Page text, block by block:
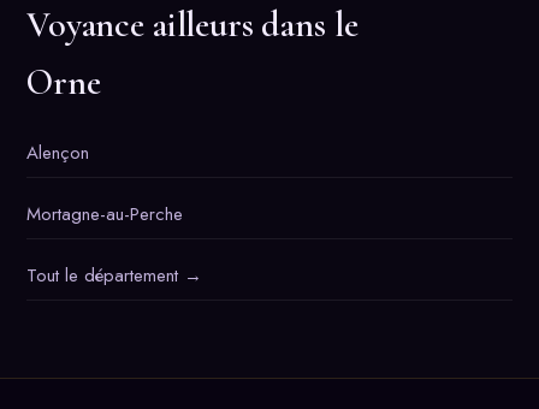
Voyance ailleurs dans le
Orne
Alençon
Mortagne-au-Perche
Tout le département →